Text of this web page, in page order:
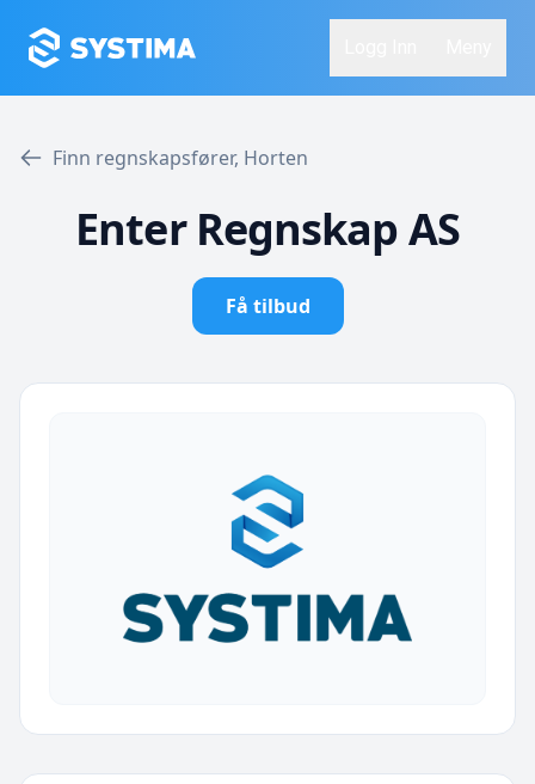
Finn regnskapsfører, Horten
Enter Regnskap AS
Få tilbud